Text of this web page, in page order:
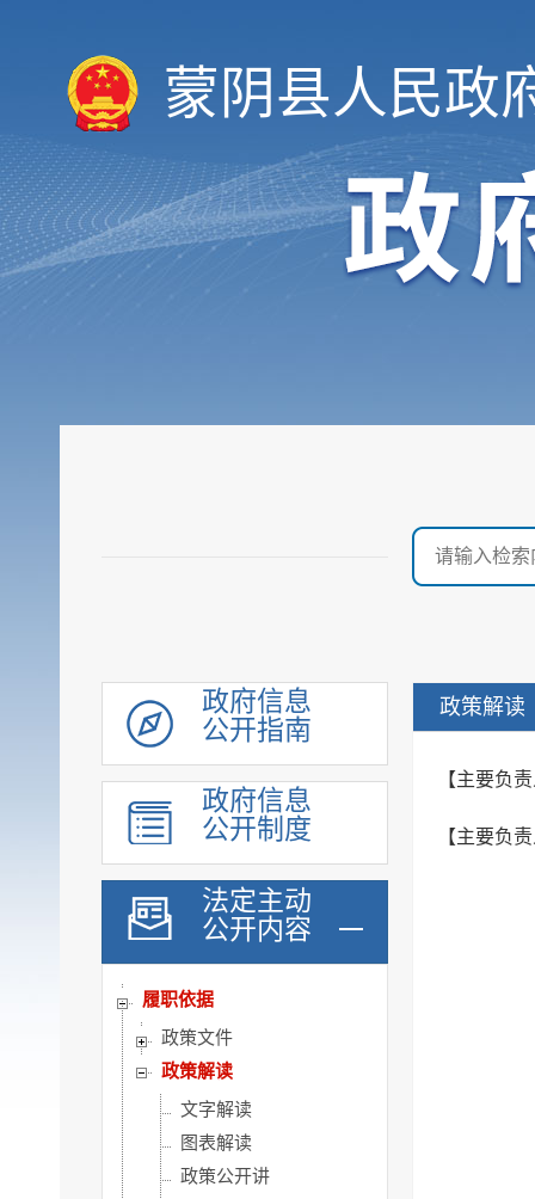
蒙阴县人民政
政府信息
公开指南
政府信息
公开制度
法定主动
公开内容
履职依据
政策文件
政策解读
文字解读
图表解读
政策公开讲
政策解读
【主要负
【主要负